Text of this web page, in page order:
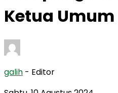
Ketua Umum
galih - Editor